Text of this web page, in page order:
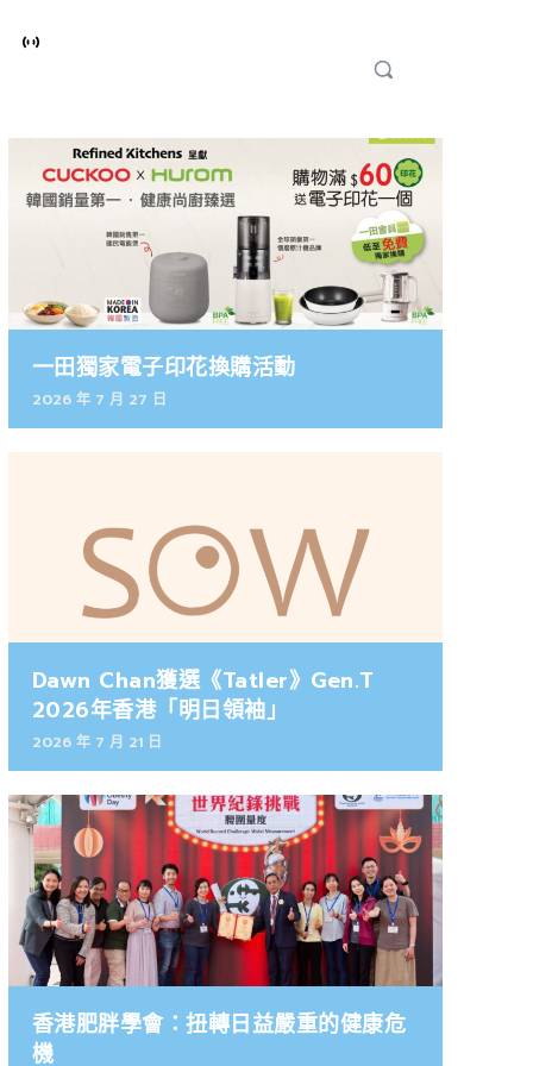
一田獨家電子印花換購活動
2026 年 7 月 27 日
Dawn Chan獲選《Tatler》Gen.T
2026年香港「明日領袖」
2026 年 7 月 21 日
香港肥胖學會：扭轉日益嚴重的健康危
機